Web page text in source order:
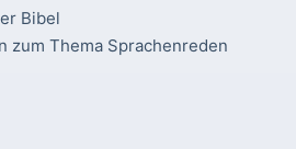
Bibel
zum Thema Sprachenreden